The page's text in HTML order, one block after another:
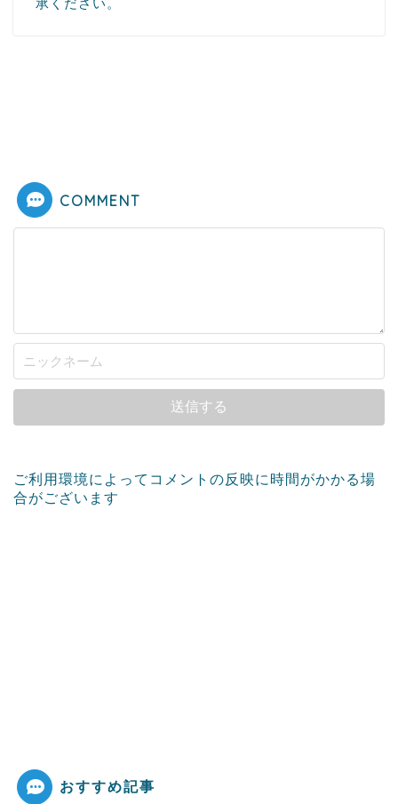
COMMENT
ご利用環境によってコメントの反映に時間がかかる場
合がございます
おすすめ記事